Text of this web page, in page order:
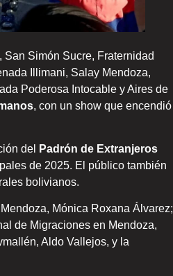
Simón Sucre, Fraternidad
Illimani, Salay Mendoza,
Poderosa Intocable y Aires de
, con un show que encendió
del
Padrón de Extranjeros
de 2025. El público también
bolivianos.
Mónica Roxana Álvarez;
de Migraciones en Mendoza,
Aldo Vallejos, y la